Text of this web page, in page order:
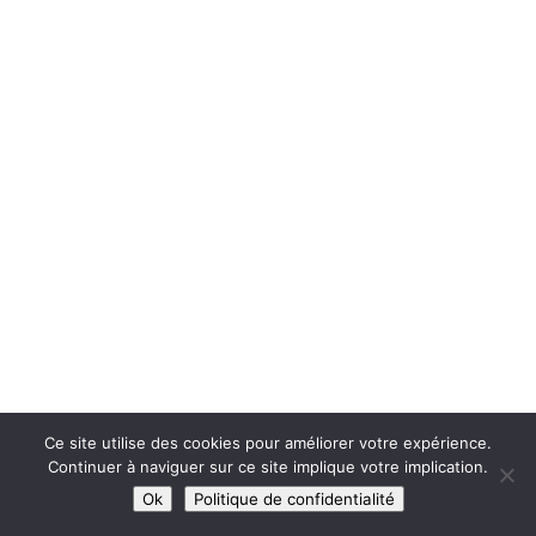
Ce site utilise des cookies pour améliorer votre expérience.
Continuer à naviguer sur ce site implique votre implication.
Ok
Politique de confidentialité